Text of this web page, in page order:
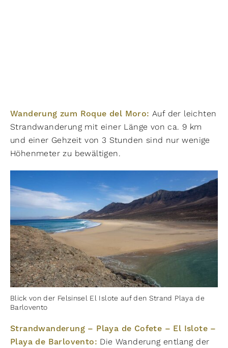
Wanderung zum Roque del Moro: Auf der leichten
Strandwanderung mit einer Länge von ca. 9 km
und einer Gehzeit von 3 Stunden sind nur wenige
Höhenmeter zu bewältigen.
Blick von der Felsinsel El Islote auf den Strand Playa de
Barlovento
Strandwanderung – Playa de Cofete – El Islote –
Playa de Barlovento: Die Wanderung entlang der